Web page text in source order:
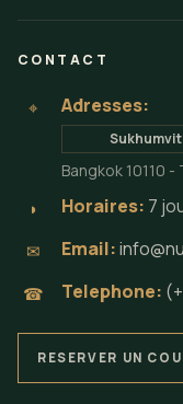
CONTACT
⌖ Adresses:
Sukhumvit
Bangkok 10110 -
◗ Horaires: 7
✉ Email:
☎ Telephone:
RESERVER UN